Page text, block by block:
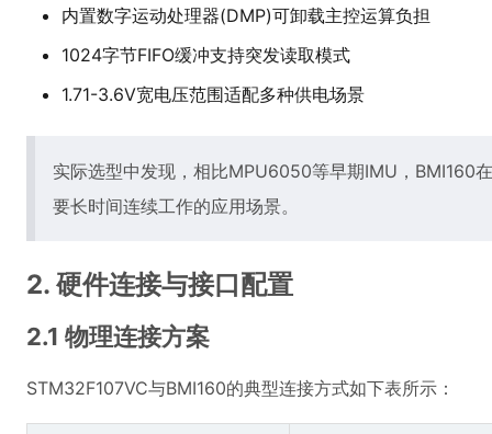
内置数字运动处理器(DMP)可卸载主控运算负担
1024字节FIFO缓冲支持突发读取模式
1.71-3.6V宽电压范围适配多种供电场景
实际选型中发现，相比MPU6050等早期IMU，BMI160
要长时间连续工作的应用场景。
2. 硬件连接与接口配置
2.1 物理连接方案
STM32F107VC与BMI160的典型连接方式如下表所示：